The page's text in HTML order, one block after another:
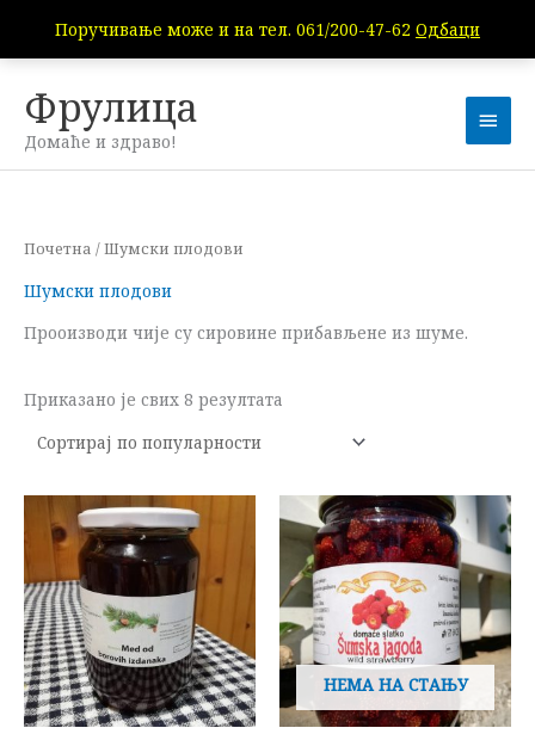
Поручивање може и на тел. 061/200-47-62 Одбаци
садржај
Фрулица
Домаће и здраво!
Почетна / Шумски плодови
Шумски плодови
Прооизводи чије су сировине прибављене из шуме.
Приказано је свих 8 резултата
НЕМА НА СТАЊУ
Распон
цена:
од
900,00рсд
до
Овај
има
више
Опције
могу
бити
изабране